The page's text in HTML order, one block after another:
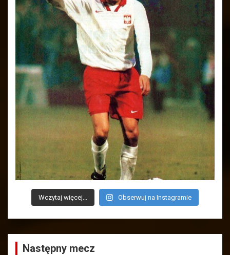
Wczytaj więcej... Obserwuj na Instagramie
Następny mecz